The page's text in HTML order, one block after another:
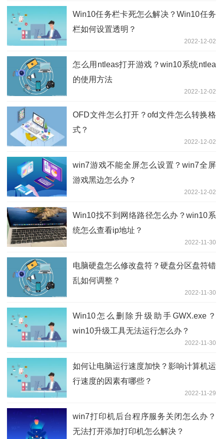
Win10任务栏卡死怎么解决？Win10任务
栏如何设置透明？
2022-12-02
怎么用ntleas打开游戏？win10系统ntlea
的使用方法
2022-12-02
OFD文件怎么打开？ofd文件怎么转换格
式？
2022-12-02
win7游戏不能全屏怎么设置？win7全屏
游戏黑边怎么办？
2022-12-02
Win10找不到网络路径怎么办？win10系
统怎么查看ip地址？
2022-11-30
电脑硬盘怎么修改盘符？硬盘分区盘符错
乱如何调整？
2022-11-30
Win10怎么删除升级助手GWX.exe？
win10升级工具无法运行怎么办？
2022-11-30
如何让电脑运行速度加快？影响计算机运
行速度的因素有哪些？
2022-11-29
win7打印机后台程序服务关闭怎么办？
无法打开添加打印机怎么解决？